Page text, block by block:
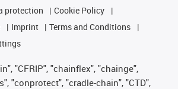
protection
Cookie Policy
Imprint
Terms and Conditions
"CFRIP", "chainflex", "chainge",
"conprotect", "cradle-chain", "CTD",